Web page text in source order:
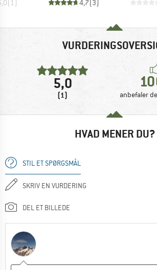
1 4,7 3
5,0
(1) anbefaler
HVAD MENER DU?
STIL ET SPØRGSMÅL
SKRIV EN VURDERING
DEL ET BILLEDE